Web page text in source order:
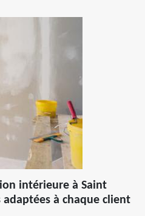
intérieure à Saint
à chaque client